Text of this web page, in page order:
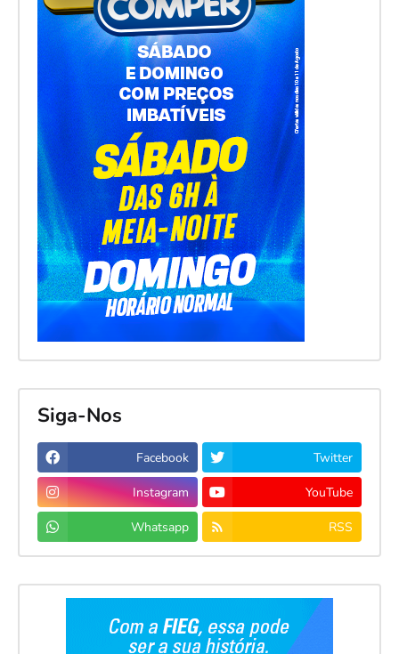
Siga-Nos
Facebook Twitter
Instagram YouTube
Whatsapp RSS